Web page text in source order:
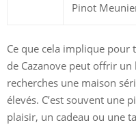
Pinot
Ce que cela implique pour
de Cazanove peut offrir
recherches une maison
élevés. C’est souvent une
plaisir, un cadeau ou une